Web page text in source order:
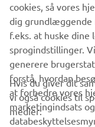
VIRKSOMHED
cookies, så vores
dig grundlæggende
f.eks. at huske dine
sprogindstillinger.
generere
forstå, hvordan
at forbedre vores
marketingindsats
Hvis du giver dit
vi også cookies til
medier: